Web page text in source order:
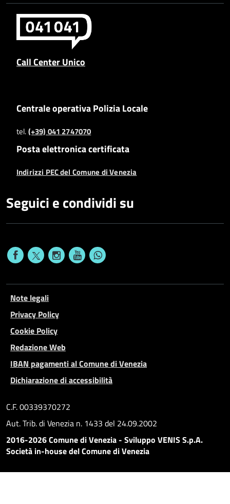
Call Center Unico
Centrale operativa Polizia Locale
tel.(+39) 041 2747070
Posta elettronica certificata
Indirizzi PEC del Comune di Venezia
Seguici e condividi su
Note legali
Privacy Policy
Cookie Policy
Redazione Web
IBAN pagamenti al Comune di Venezia
Dichiarazione di accessibilità
C.F. 00339370272
Aut. Trib. di Venezia n. 1433 del 24.09.2002
2016-2026 Comune di Venezia - Sviluppo VENIS S.p.A.
Società in-house del Comune di Venezia